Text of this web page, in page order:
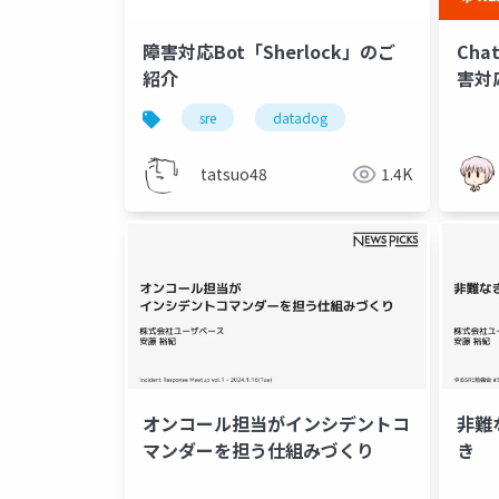
障害対応Bot「Sherlock」のご
紹介
sre datadog
tatsuo48 1.4K
害対
オンコール担当がインシデントコ
マンダーを担う仕組みづくり
非難
き